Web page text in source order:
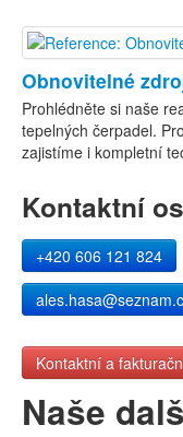
Obnovitelné
Prohlédněte si naše
tepelných čerpadel.
zajistíme i kompletní
Kontaktní
+420 606 121 824
Kontaktní a
Naše